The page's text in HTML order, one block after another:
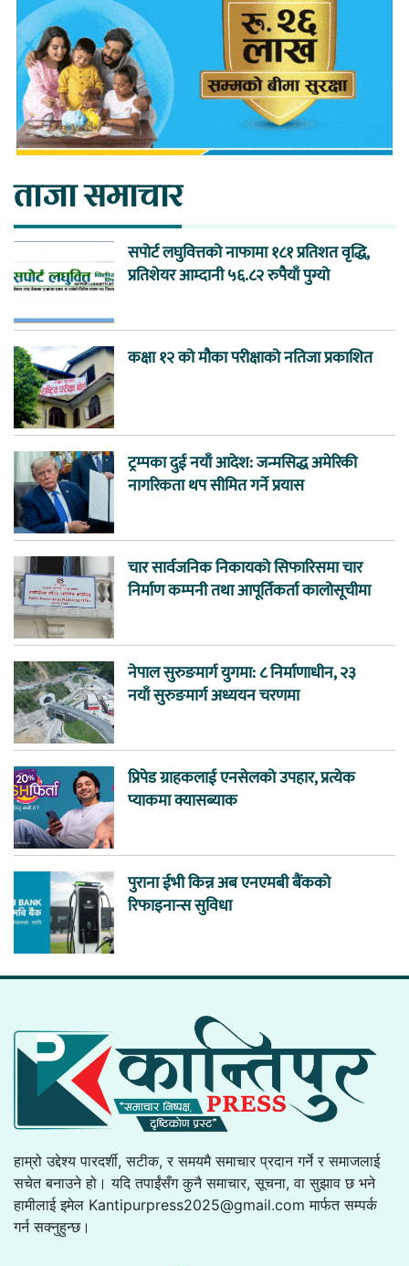
ताजा समाचार
सपोर्ट लघुवित्तको नाफामा १८१ प्रतिशत वृद्धि,
प्रतिशेयर आम्दानी ५६.८२ रुपैयाँ पुग्यो
कक्षा १२ को मौका परीक्षाको नतिजा प्रकाशित
ट्रम्पका दुई नयाँ आदेश: जन्मसिद्ध अमेरिकी
नागरिकता थप सीमित गर्ने प्रयास
चार सार्वजनिक निकायको सिफारिसमा चार
निर्माण कम्पनी तथा आपूर्तिकर्ता कालोसूचीमा
नेपाल सुरुङमार्ग युगमा: ८ निर्माणाधीन, २३
नयाँ सुरुङमार्ग अध्ययन चरणमा
प्रिपेड ग्राहकलाई एनसेलको उपहार, प्रत्येक
प्याकमा क्यासब्याक
पुराना ईभी किन्न अब एनएमबी बैंकको
रिफाइनान्स सुविधा
हाम्रो उद्देश्य पारदर्शी, सटीक, र समयमै समाचार प्रदान गर्ने र समाजलाई
सचेत बनाउने हो। यदि तपाईंसँग कुनै समाचार, सूचना, वा सुझाव छ भने
हामीलाई इमेल Kantipurpress2025@gmail.com मार्फत सम्पर्क
गर्न सक्नुहुन्छ।